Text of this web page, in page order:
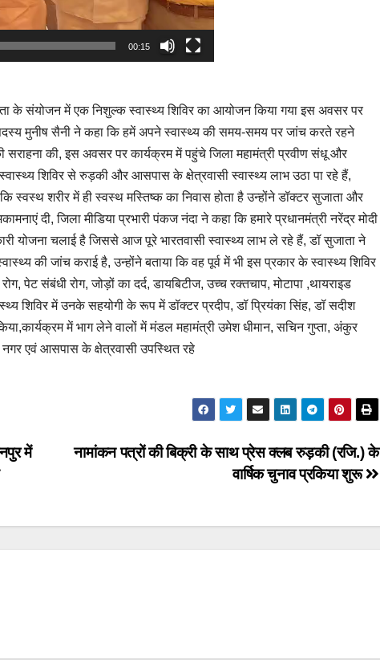
00:15
के संयोजन में एक निशुल्क स्वास्थ्य शिविर का आयोजन किया गया इस अवसर पर
मुनीष सैनी ने कहा कि हमें अपने स्वास्थ्य की समय-समय पर जांच करते रहने
की, इस अवसर पर कार्यक्रम में पहुंचे जिला महामंत्री प्रवीण संधू और
शिविर से रुड़की और आसपास के क्षेत्रवासी स्वास्थ्य लाभ उठा पा रहे हैं,
स्वस्थ शरीर में ही स्वस्थ मस्तिष्क का निवास होता है उन्होंने डॉक्टर सुजाता और
दी, जिला मीडिया प्रभारी पंकज नंदा ने कहा कि हमारे प्रधानमंत्री नरेंद्र मोदी
योजना चलाई है जिससे आज पूरे भारतवासी स्वास्थ्य लाभ ले रहे हैं, डॉ सुजाता ने
की जांच कराई है, उन्होंने बताया कि वह पूर्व में भी इस प्रकार के स्वास्थ्य शिविर
पेट संबंधी रोग, जोड़ों का दर्द, डायबिटीज, उच्च रक्तचाप, मोटापा ,थायराइड
शिविर में उनके सहयोगी के रूप में डॉक्टर प्रदीप, डॉ प्रियंका सिंह, डॉ सदीश
में भाग लेने वालों में मंडल महामंत्री उमेश धीमान, सचिन गुप्ता, अंकुर
एवं आसपास के क्षेत्रवासी उपस्थित रहे
नामांकन पत्रों की बिक्री के साथ प्रेस क्लब रुड़की (रजि.) के
वार्षिक चुनाव प्रकिया शुरू
में